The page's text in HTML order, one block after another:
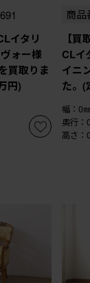
イタリ
ォー様
買取りま
円)
商品
【
CL
イニ
た。(
幅：0
奥行：
高さ：